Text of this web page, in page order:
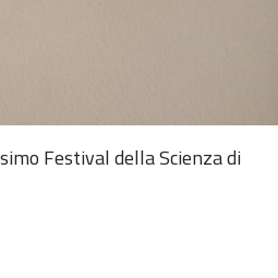
Festival della Scienza di